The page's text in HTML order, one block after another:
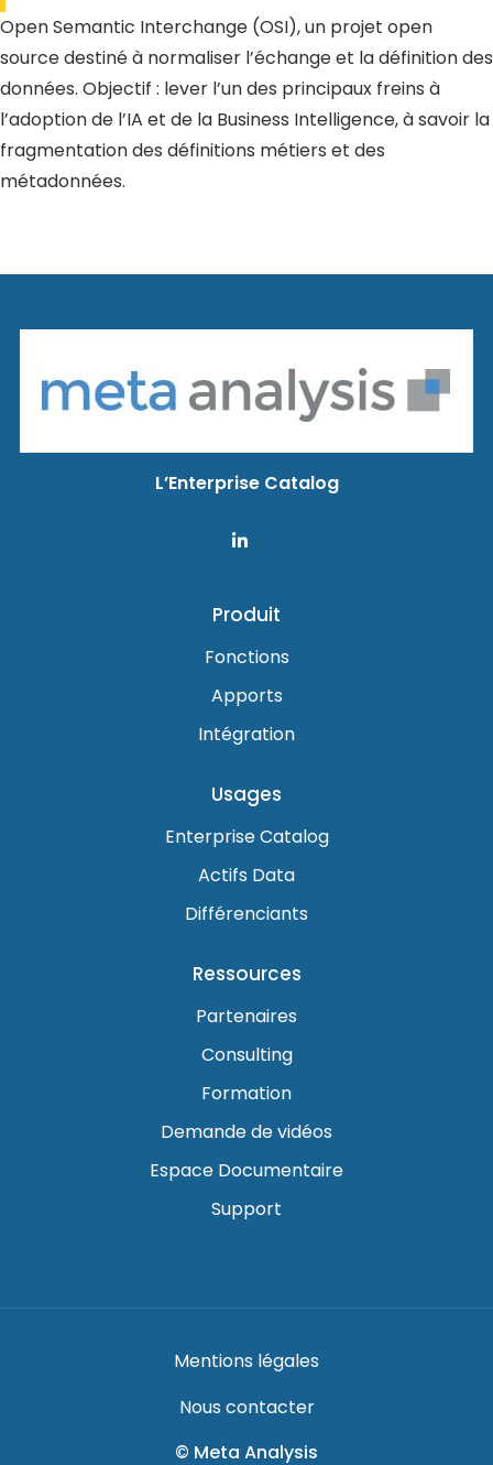
Open Semantic Interchange (OSI), un projet open
source destiné à normaliser l’échange et la définition des
données. Objectif : lever l’un des principaux freins à
l’adoption de l’IA et de la Business Intelligence, à savoir la
fragmentation des définitions métiers et des
métadonnées.
L’Enterprise Catalog
Produit
Fonctions
Apports
Intégration
Usages
Enterprise Catalog
Actifs Data
Différenciants
Ressources
Partenaires
Consulting
Formation
Demande de vidéos
Espace Documentaire
Support
Mentions légales
Nous contacter
© Meta Analysis